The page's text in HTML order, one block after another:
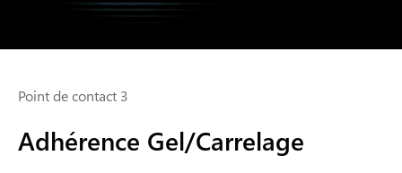
Point de contact 3
Adhérence Gel/Carrelage